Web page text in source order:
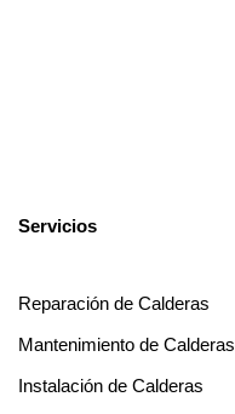
Servicios
Reparación de Calderas
Mantenimiento de Calderas
Instalación de Calderas